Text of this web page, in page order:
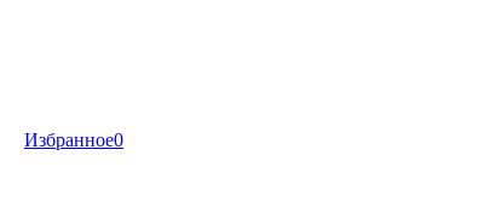
Избранное0